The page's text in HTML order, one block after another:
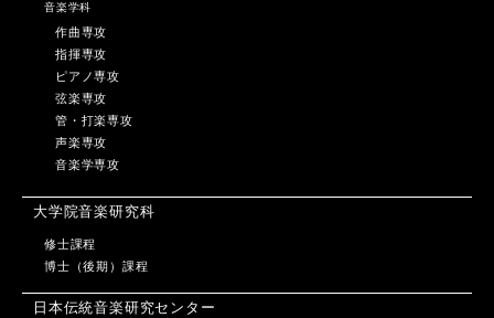
音楽学科
作曲専攻
指揮専攻
ピアノ専攻
弦楽専攻
管・打楽専攻
声楽専攻
音楽学専攻
大学院音楽研究科
修士課程
博士（後期）課程
日本伝統音楽研究センター